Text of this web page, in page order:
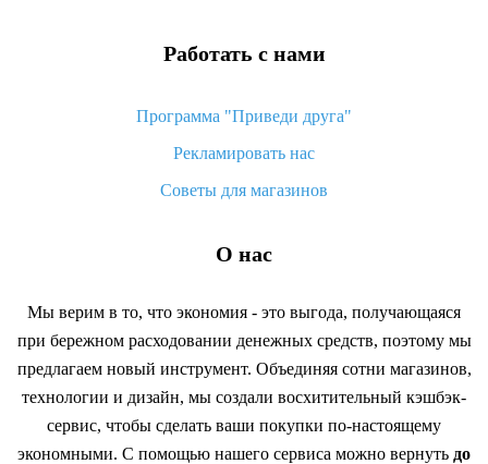
Работать с нами
Программа "Приведи друга"
Рекламировать нас
Советы для магазинов
О нас
Мы верим в то, что экономия - это выгода, получающаяся
при бережном расходовании денежных средств, поэтому мы
предлагаем новый инструмент. Объединяя сотни магазинов,
технологии и дизайн, мы создали восхитительный кэшбэк-
сервис, чтобы сделать ваши покупки по-настоящему
экономными. С помощью нашего сервиса можно вернуть до